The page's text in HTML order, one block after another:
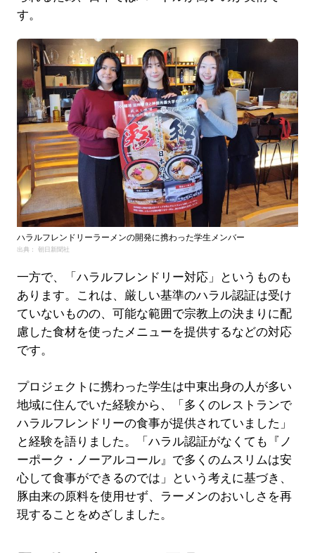
す。
ハラルフレンドリーラーメンの開発に携わった学生メンバー
出典： 朝日新聞社
一方で、「ハラルフレンドリー対応」というものも
あります。これは、厳しい基準のハラル認証は受け
ていないものの、可能な範囲で宗教上の決まりに配
慮した食材を使ったメニューを提供するなどの対応
です。
プロジェクトに携わった学生は中東出身の人が多い
地域に住んでいた経験から、「多くのレストランで
ハラルフレンドリーの食事が提供されていました」
と経験を語りました。「ハラル認証がなくても『ノ
ーポーク・ノーアルコール』で多くのムスリムは安
心して食事ができるのでは」という考えに基づき、
豚由来の原料を使用せず、ラーメンのおいしさを再
現することをめざしました。